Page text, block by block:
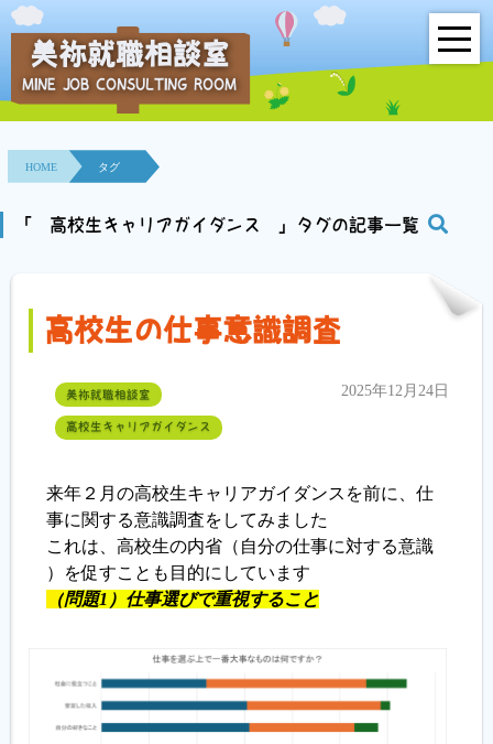
HOME
事業所紹介
就職面接会
利用者の声
地域連携事業
求人情報検索
各種セミナー
履歴書ジェネレーター
美祢就職相談室
MINE JOB CONSULTING ROOM
HOME タグ
「 高校生キャリアガイダンス 」タグの記事一覧
高校生の仕事意識調査
美祢就職相談室
高校生キャリアガイダンス
2025年12月24日
来年２月の高校生キャリアガイダンスを前に、仕
事に関する意識調査をしてみました
これは、高校生の内省（自分の仕事に対する意識
）を促すことも目的にしています
（問題1）仕事選びで重視すること